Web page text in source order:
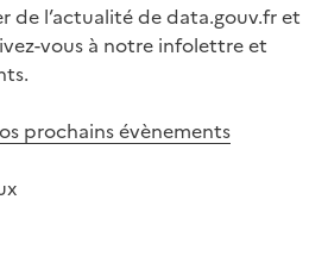
de l’actualité de data.gouv.fr et
vous à notre infolettre et
prochains évènements